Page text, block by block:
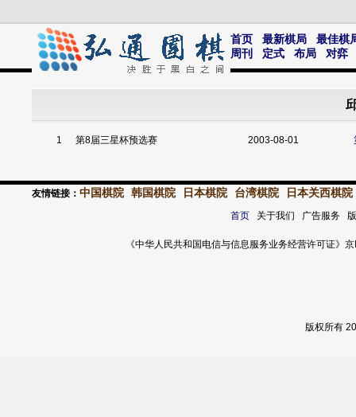
首页 最新棋局
最佳棋
周刊
定式 布局 对弈
1 第8届三星杯预选赛 2003-08-01
友情链接： 中国棋院 韩国棋院 日本棋院 台湾棋院 日本关西棋院
首页关于我们 广告服务
《中华人民共和国电信与信息服务业务经营许可证
版权所有